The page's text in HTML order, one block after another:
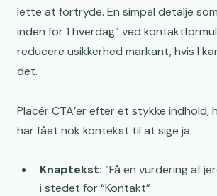
lette at fortryde. En simpel detalje
inden for 1 hverdag” ved
reducere usikkerhed markant, hvis I
det.
Placér CTA’er efter et stykke indhold,
har fået nok kontekst til at sige ja.
Knaptekst: “Få en vurdering af
i stedet for “Kontakt”